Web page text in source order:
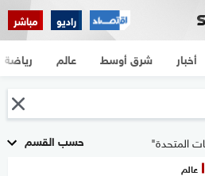
راديو مباشر
أخبار شرق أوسط عالم رياضة
حسب القسم
عالم